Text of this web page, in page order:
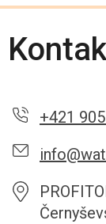
+421